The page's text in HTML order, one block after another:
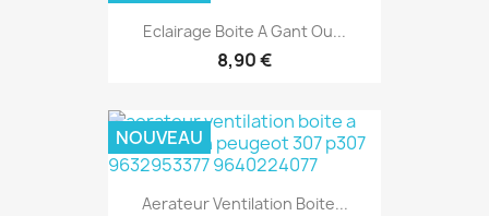
Eclairage Boite A Gant Ou...
8,90 €
Aerateur Ventilation Boite...
NOUVEAU